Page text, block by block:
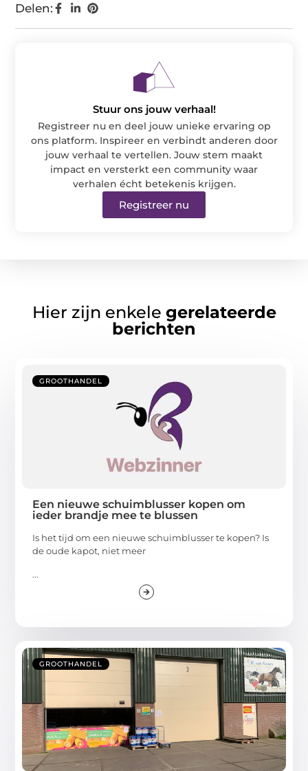
Delen:
Stuur ons jouw verhaal!
Registreer nu en deel jouw unieke ervaring op
ons platform. Inspireer en verbindt anderen door
jouw verhaal te vertellen. Jouw stem maakt
impact en versterkt een community waar
verhalen écht betekenis krijgen.
Registreer nu
Hier zijn enkele gerelateerde
berichten
GROOTHANDEL
Een nieuwe schuimblusser kopen om
ieder brandje mee te blussen
Is het tijd om een nieuwe schuimblusser te kopen? Is
de oude kapot, niet meer
...
GROOTHANDEL